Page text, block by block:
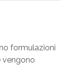
formulazioni
vengono